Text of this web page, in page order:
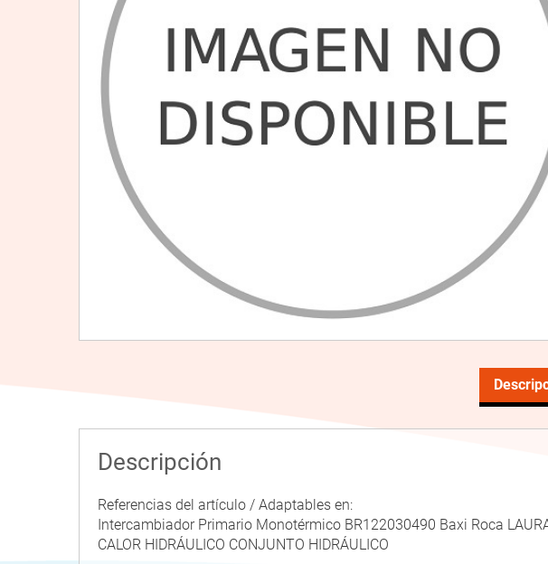
Descripción
Referencias del artículo / Adaptables en:
Intercambiador Primario Monotérmico BR122030490 Baxi Roca
CALOR HIDRÁULICO CONJUNTO HIDRÁULICO